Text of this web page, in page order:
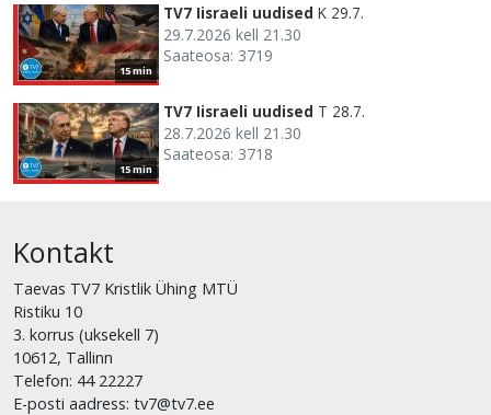
15 min
TV7 Iisraeli uudised K 29.7.
29.7.2026 kell 21.30
Saateosa: 3719
15 min
TV7 Iisraeli uudised T 28.7.
28.7.2026 kell 21.30
Saateosa: 3718
Kontakt
Taevas TV7 Kristlik Ühing MTÜ
Ristiku 10
3. korrus (uksekell 7)
10612, Tallinn
Telefon: 44 22227
E-posti aadress: tv7@tv7.ee